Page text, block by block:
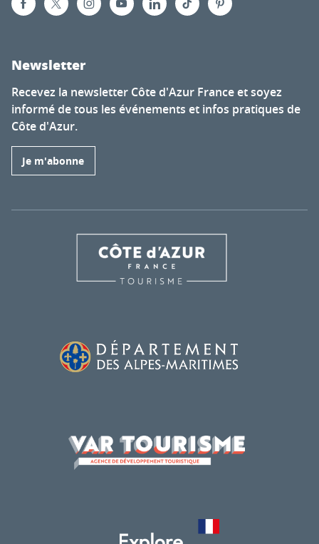
Newsletter
Recevez la newsletter Côte d'Azur France et soyez
informé de tous les événements et infos pratiques de
Côte d'Azur.
Je m'abonne